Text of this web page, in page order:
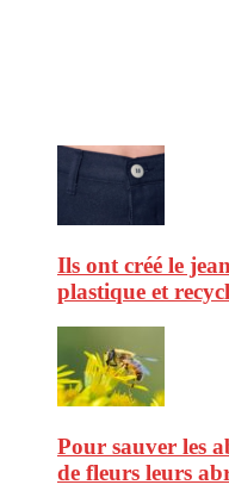
Ils ont créé le
plastique et
Pour sauver les
de fleurs leurs